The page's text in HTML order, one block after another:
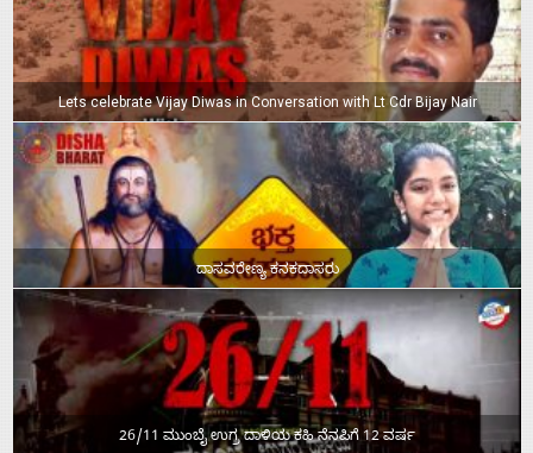
Lets celebrate Vijay Diwas in Conversation with Lt Cdr Bijay Nair
ದಾಸವರೇಣ್ಯ ಕನಕದಾಸರು
26/11 ಮುಂಬೈ ಉಗ್ರ ದಾಳಿಯ ಕಹಿ ನೆನಪಿಗೆ 12 ವರ್ಷ